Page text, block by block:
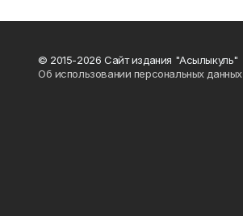
© 2015-2026 Сайт издания "Асылыкуль"
Об использовании персональных данных